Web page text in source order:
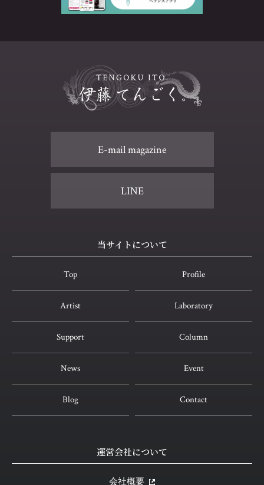
E-mail magazine
LINE
当サイトについて
Top Profile
Artist Laboratory
Support Column
News Event
Blog Contact
運営会社について
会社概要